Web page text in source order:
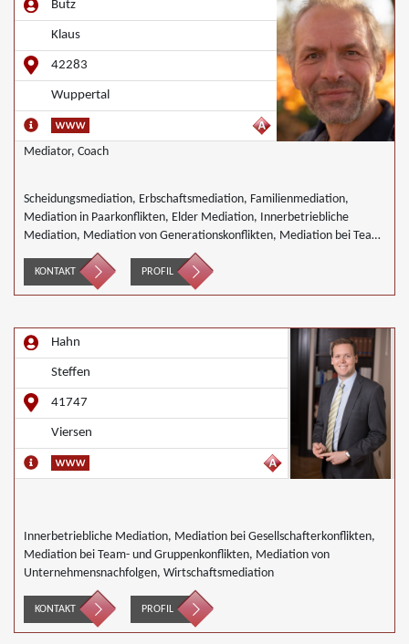
Butz
Klaus
42283
Wuppertal
Mediator, Coach
Scheidungsmediation, Erbschaftsmediation, Familienmediation,
Mediation in Paarkonflikten, Elder Mediation, Innerbetriebliche
Mediation, Mediation von Generationskonflikten, Mediation bei Team-
und Gruppenkonflikten, Nachbarschaftsmediation, Schulmediation
KONTAKT PROFIL
Hahn
Steffen
41747
Viersen
Innerbetriebliche Mediation, Mediation bei Gesellschafterkonflikten,
Mediation bei Team- und Gruppenkonflikten, Mediation von
Unternehmensnachfolgen, Wirtschaftsmediation
KONTAKT PROFIL